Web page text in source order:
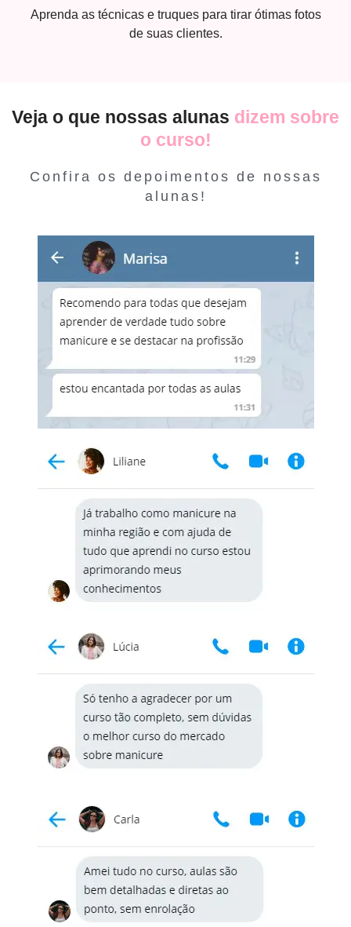
Aprenda as técnicas e truques para tirar ótimas fotos
de suas clientes.
Veja o que nossas alunas dizem sobre
o curso!
Confira os depoimentos de nossas
alunas!